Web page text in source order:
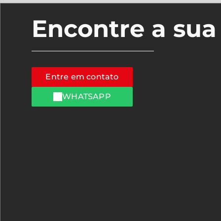
Encontre a
Entre em contato
WHATSAPP